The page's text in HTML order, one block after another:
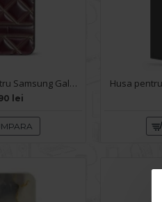
Husa spate pentru Samsung Galaxy A34 5G- Tomo Case Visiniu
lei